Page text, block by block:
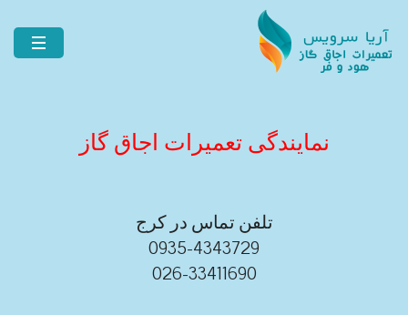
نمایندگی تعمیرات اجاق گاز
تلفن تماس در کرج
0935-4343729
026-33411690